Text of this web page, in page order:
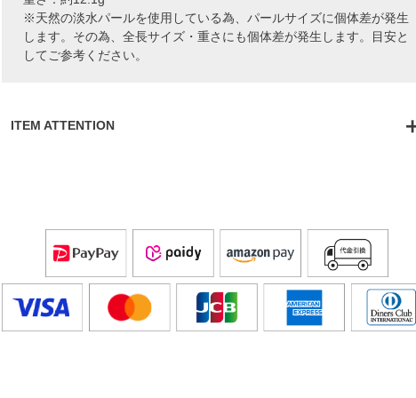
※天然の淡水パールを使用している為、パールサイズに個体差が発生
します。その為、全長サイズ・重さにも個体差が発生します。目安と
してご参考ください。
ITEM ATTENTION